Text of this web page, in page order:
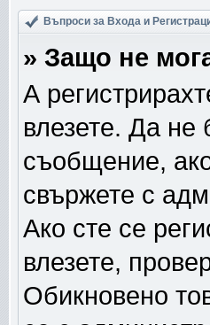
Въпроси за Входа и
» Защо не
А
влезете. Да не
съобщение,
свържете с
Ако сте се
влезете,
Обикновено